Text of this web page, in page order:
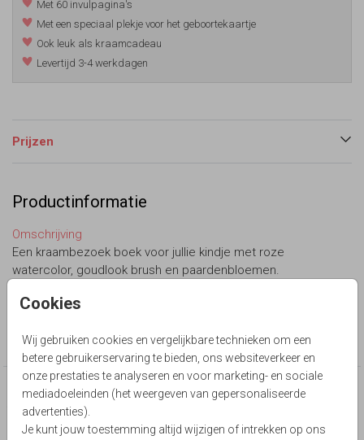
Cookies
Wij gebruiken cookies en vergelijkbare technieken om een
betere gebruikerservaring te bieden, ons websiteverkeer en
onze prestaties te analyseren en voor marketing- en sociale
mediadoeleinden (het weergeven van gepersonaliseerde
advertenties).
Je kunt jouw toestemming altijd wijzigen of intrekken op ons
Met 60 invulpagina's
Met een speciaal plekje voor het geboortekaartje
Ook leuk als kraamcadeau
Levertijd 3-4 werkdagen
Prijzen
Productinformatie
Omschrijving
Een kraambezoek boek voor jullie kindje met roze
watercolor, goudlook brush en paardenbloemen.
Lievez
Kraambezoekboek
Deze producten zijn wellicht ook iets voor je